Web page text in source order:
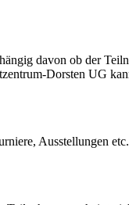
davon ob der
Dorsten UG
Ausstellungen